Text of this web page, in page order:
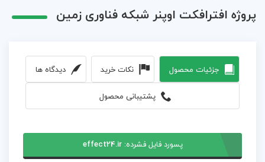
پروژه افترافکت اوپنر شبکه فناوری زمین
جزئیات محصول نکات خرید دیدگاه ها
پشتیبانی محصول
پسورد فایل فشرده:effect24.ir